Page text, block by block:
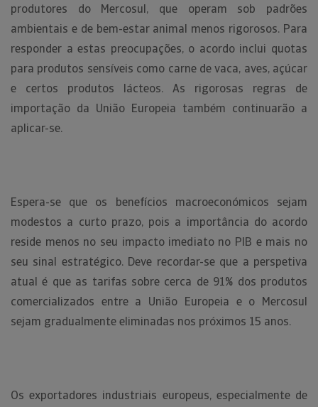
produtores do Mercosul, que operam sob padrões
ambientais e de bem-estar animal menos rigorosos. Para
responder a estas preocupações, o acordo inclui quotas
para produtos sensíveis como carne de vaca, aves, açúcar
e certos produtos lácteos. As rigorosas regras de
importação da União Europeia também continuarão a
aplicar-se.
Espera-se que os benefícios macroeconómicos sejam
modestos a curto prazo, pois a importância do acordo
reside menos no seu impacto imediato no PIB e mais no
seu sinal estratégico. Deve recordar-se que a perspetiva
atual é que as tarifas sobre cerca de 91% dos produtos
comercializados entre a União Europeia e o Mercosul
sejam gradualmente eliminadas nos próximos 15 anos.
Os exportadores industriais europeus, especialmente de